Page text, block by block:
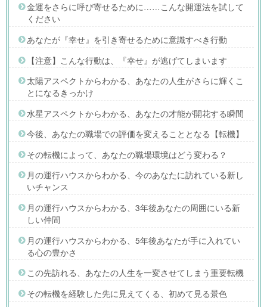
金運をさらに呼び寄せるために……こんな開運法を試して
ください
あなたが『幸せ』を引き寄せるために意識すべき行動
【注意】こんな行動は、『幸せ』が逃げてしまいます
太陽アスペクトからわかる、あなたの人生がさらに輝くこ
とになるきっかけ
水星アスペクトからわかる、あなたの才能が開花する瞬間
今後、あなたの職場での評価を変えることとなる【転機】
その転機によって、あなたの職場環境はどう変わる？
月の運行ハウスからわかる、今のあなたに訪れている新し
いチャンス
月の運行ハウスからわかる、3年後あなたの周囲にいる新
しい仲間
月の運行ハウスからわかる、5年後あなたが手に入れてい
る心の豊かさ
この先訪れる、あなたの人生を一変させてしまう重要転機
その転機を経験した先に見えてくる、初めて見る景色